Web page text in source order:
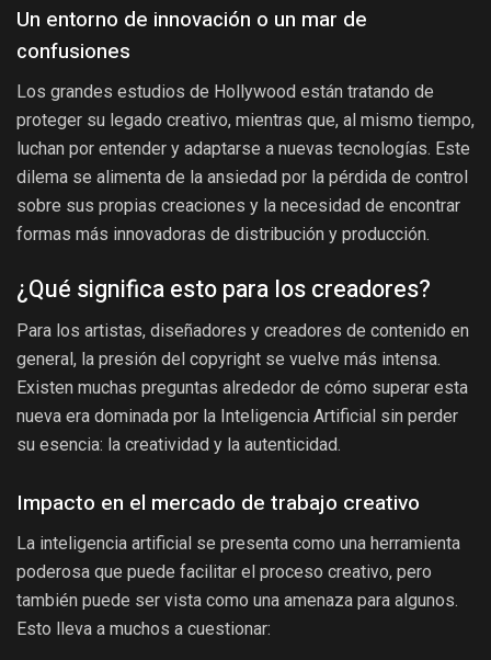
Un entorno de innovación o un mar de
confusiones
Los grandes estudios de Hollywood están tratando de
proteger su legado creativo, mientras que, al mismo tiempo,
luchan por entender y adaptarse a nuevas tecnologías. Este
dilema se alimenta de la ansiedad por la pérdida de control
sobre sus propias creaciones y la necesidad de encontrar
formas más innovadoras de distribución y producción.
¿Qué significa esto para los creadores?
Para los artistas, diseñadores y creadores de contenido en
general, la presión del copyright se vuelve más intensa.
Existen muchas preguntas alrededor de cómo superar esta
nueva era dominada por la Inteligencia Artificial sin perder
su esencia: la creatividad y la autenticidad.
Impacto en el mercado de trabajo creativo
La inteligencia artificial se presenta como una herramienta
poderosa que puede facilitar el proceso creativo, pero
también puede ser vista como una amenaza para algunos.
Esto lleva a muchos a cuestionar: